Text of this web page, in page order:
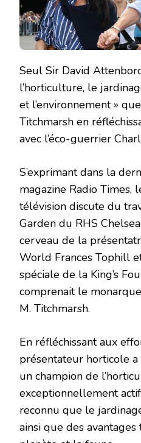
Seul Sir David
l’horticulture, le
et l’environnement »
Titchmarsh en
avec l’éco-guerrier
S’exprimant dans la
magazine Radio
télévision discute du
Garden du RHS
cerveau de la
World Frances Tophill
spéciale de la King’s
comprenait le
M. Titchmarsh.
En réfléchissant aux
présentateur horticole
un champion de
exceptionnellement
reconnu que le
ainsi que des